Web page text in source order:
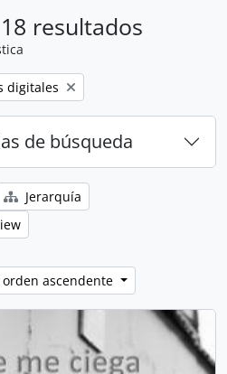
resultados
digitales
de búsqueda
Jerarquía
ascendente